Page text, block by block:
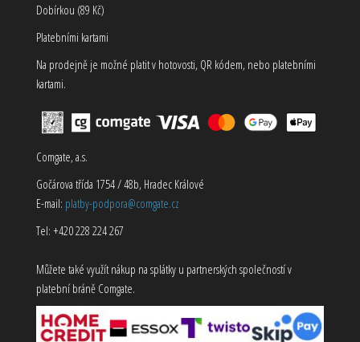
Dobírkou (89 Kč)
Platebními kartami
Na prodejně je možné platit v hotovosti, QR kódem, nebo platebními
kartami.
Comgate, a.s.
Gočárova třída 1754 / 48b, Hradec Králové
E-mail: platby-podpora@comgate.cz
Tel: +420 228 224 267
Můžete také využít nákup na splátky u partnerských společností v
platební bráně Comgate.